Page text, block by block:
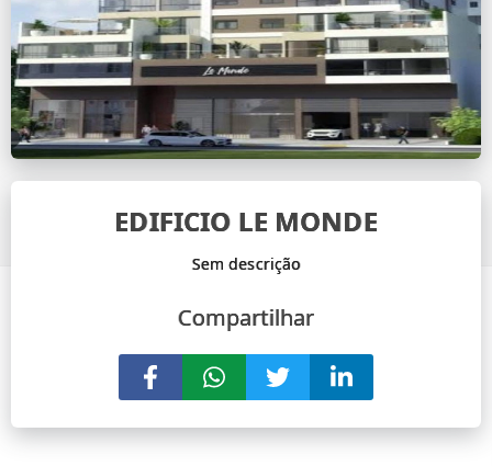
EDIFICIO LE MONDE
Sem descrição
Compartilhar